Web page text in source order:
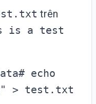
trên
is a test
echo
> test.txt